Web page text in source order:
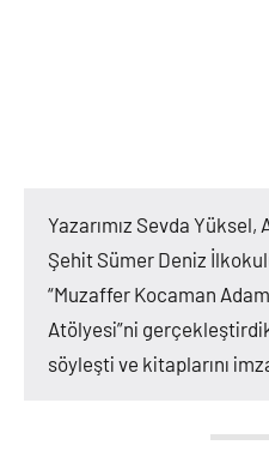
Yazarımız Sevda Yüksel,
Şehit Sümer Deniz
“Muzaffer Kocaman
Atölyesi”ni
söyleşti ve kitaplarını